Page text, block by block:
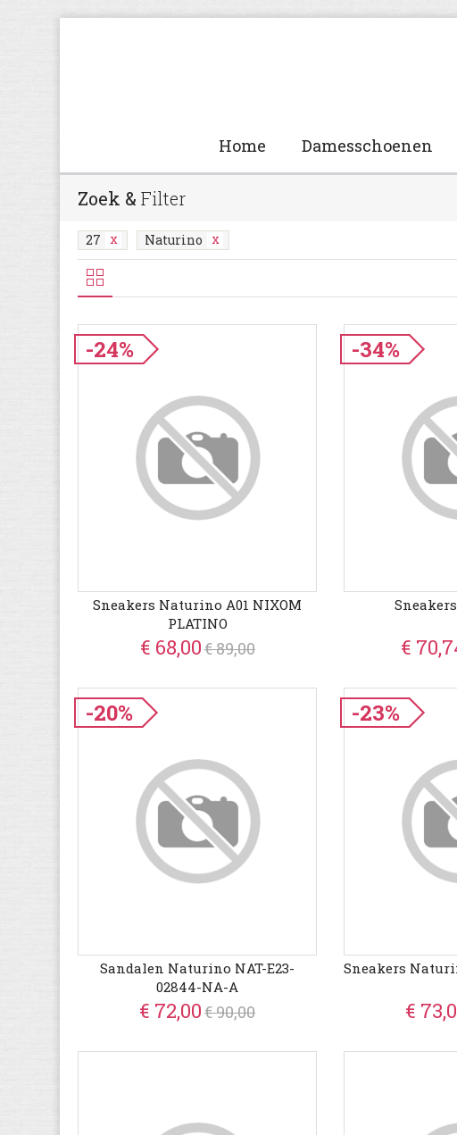
Home Damesschoenen
Zoek & Filter
27 Naturino
-24%
Sneakers Naturino A01 NIXOM
PLATINO
€ 68,00€ 89,00
-34%
€
-20%
Sandalen Naturino NAT-E23-
02844-NA-A
€ 72,00€ 90,00
-23%
Sneakers
€